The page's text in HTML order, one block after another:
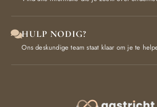
HULP NODIG?
Ons deskundige team staat klaar om je te